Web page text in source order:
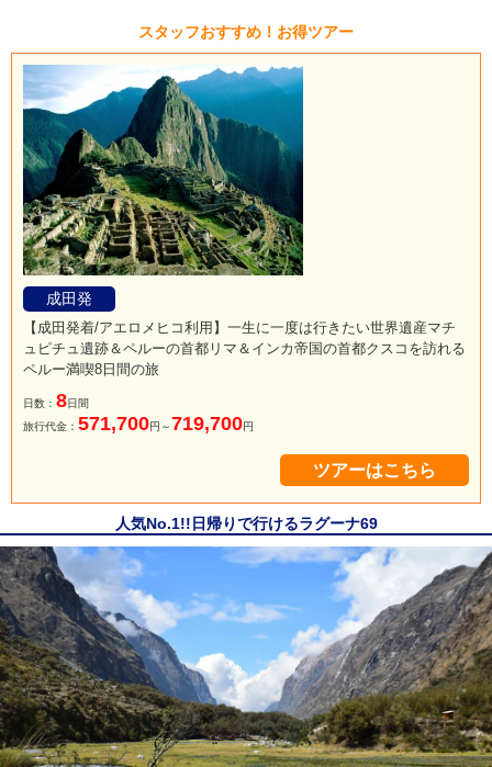
スタッフおすすめ！お得ツアー
成田発
【成田発着/アエロメヒコ利用】一生に一度は行きたい世界遺産マチ
ュピチュ遺跡＆ペルーの首都リマ＆インカ帝国の首都クスコを訪れる
ペルー満喫8日間の旅
日数： 8日間
旅行代金： 571,700円～719,700円
ツアーはこちら
人気No.1!!日帰りで行けるラグーナ69